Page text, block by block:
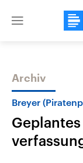
Close
Themen
Archiv
Breyer